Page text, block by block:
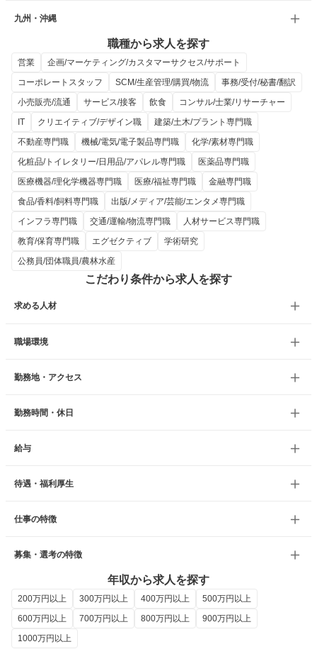
九州・沖縄
職種から求人を探す
営業
企画/マーケティング/カスタマーサクセス/サポート
コーポレートスタッフ
SCM/生産管理/購買/物流
事務/受付/秘書/翻訳
小売販売/流通
サービス/接客 飲食
コンサル/士業/リサーチャー
IT
クリエイティブ/デザイン職
建築/土木/プラント専門職
不動産専門職
機械/電気/電子製品専門職
化学/素材専門職
化粧品/トイレタリー/日用品/アパレル専門職
医薬品専門職
医療機器/理化学機器専門職
医療/福祉専門職
金融専門職
食品/香料/飼料専門職
出版/メディア/芸能/エンタメ専門職
インフラ専門職
交通/運輸/物流専門職
人材サービス専門職
教育/保育専門職
エグゼクティブ
学術研究
公務員/団体職員/農林水産
こだわり条件から求人を探す
求める人材
職場環境
勤務地・アクセス
勤務時間・休日
給与
待遇・福利厚生
仕事の特徴
募集・選考の特徴
年収から求人を探す
200万円以上 300万円以上 400万円以上
500万円以上
600万円以上
700万円以上 800万円以上
900万円以上
1000万円以上